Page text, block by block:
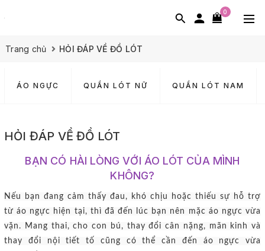
0
Trang chủ HỎI ĐÁP VỀ ĐỒ LÓT
ÁO NGỰC QUẦN LÓT NỮ QUẦN LÓT NAM
HỎI ĐÁP VỀ ĐỒ LÓT
BẠN CÓ HÀI LÒNG VỚI ÁO LÓT CỦA MÌNH
KHÔNG?
Nếu bạn đang cảm thấy đau, khó chịu hoặc thiếu sự hỗ trợ
từ áo ngực hiện tại, thì đã đến lúc bạn nên mặc áo ngực vừa
vặn.
Mang thai, cho con bú, thay đổi cân nặng, mãn kinh và
thay đổi nội tiết tố cũng có thể cần đến áo ngực vừa